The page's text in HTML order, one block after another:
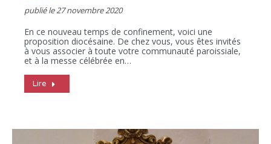
publié le27 novembre 2020
En ce nouveau temps de confinement, voici une
proposition diocésaine. De chez vous, vous êtes invités
à vous associer à toute votre communauté paroissiale,
et à la messe célébrée en…
Lire